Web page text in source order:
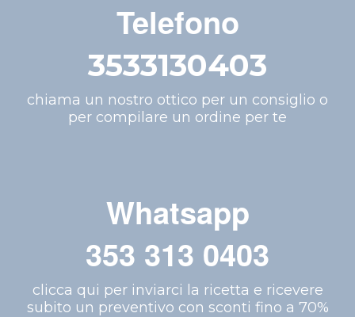
Telefono
3533130403
chiama un nostro ottico per un consiglio o
per compilare un ordine per te
Whatsapp
353 313 0403
clicca qui per inviarci la ricetta e ricevere
subito un preventivo con sconti fino a 70%